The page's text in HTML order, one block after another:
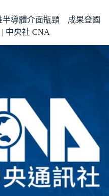
半導體介面瓶頸 成果登國
| 中央社 CNA